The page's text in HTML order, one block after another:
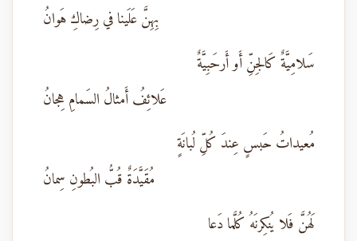
بِهِنَّ عَلَينا في رِضاكِ هَوانُ
سَلامِيَّةٌ كَالجِنِّ أَو أَرحَبِيَّةٌ
عَلائِفُ أَمثالُ السَمامِ هِجانُ
مُعيداتُ حَبسٍ عِندَ كُلِّ لُبانَةٍ
مُقَيَّدَةٌ قُبُّ البُطونِ سِمانُ
لَهُنَّ فَلا يُنكِرنَهُ كُلَّما دَعا